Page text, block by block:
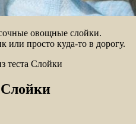
овощные слойки.
или просто куда-то в дорогу.
теста Слойки